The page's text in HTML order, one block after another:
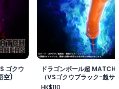
ゴクウ
空)
ドラゴンボール超 MATCH
（VSゴクウブラック-超
HK$110